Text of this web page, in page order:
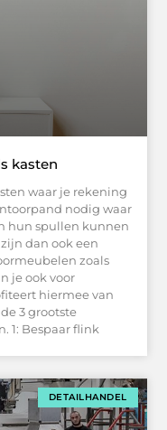
kasten
waar je rekening
nodig waar
hun spullen kunnen
dan ook een
zoals
je ook voor
hiermee van
3 grootste
1: Bespaar flink
DETAILHANDEL